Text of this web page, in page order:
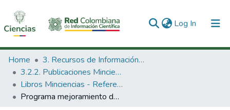
Log In (current)
Communities & Collections
All of DSpace
Statistics
Home
3. Recursos de Información Científica y Tecnológica
3.2.2. Publicaciones Minciencias
Libros Minciencias - Referenciales
Programa mejoramiento de la enseñanza e investigación en ciencias básicas (Colciencias - ICFES) : plan de operaciones 1980.